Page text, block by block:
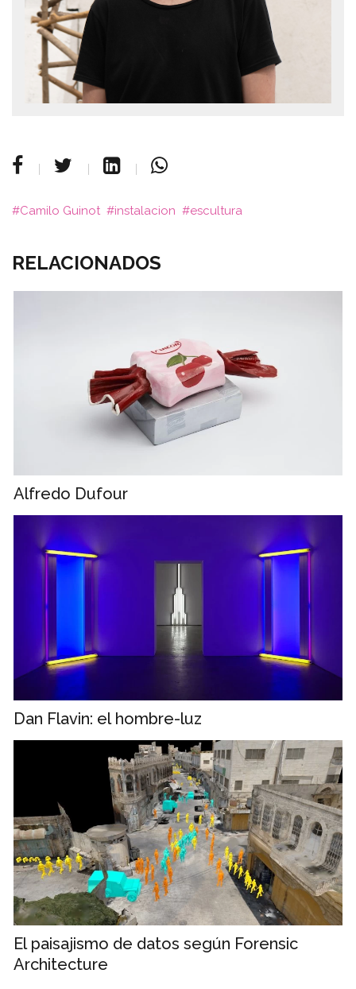
Camilo Guinot instalacion escultura
RELACIONADOS
Alfredo Dufour
Dan Flavin: el hombre-luz
El paisajismo de datos según Forensic
Architecture